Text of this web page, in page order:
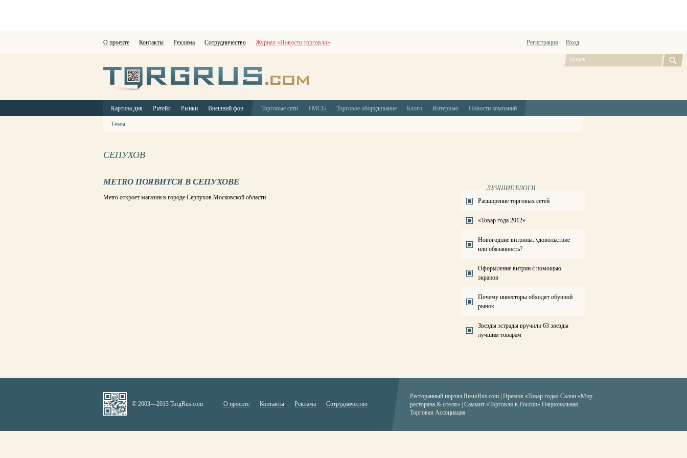
О проекте Контакты Реклама Сотрудничество Журнал «Новости торговли» Регистрация Вход
Картина дня Ритейл Рынки Внешний фон Торговые сети FMCG Торговое оборудование Блоги Интервью Новости компаний
Темы:
СЕПУХОВ
METRO ПОЯВИТСЯ В СЕПУХОВЕ
Metro откроет магазин в городе Серпухов Московской области
ЛУЧШИЕ БЛОГИ
Расширение торговых сетей
«Товар года 2012»
Новогодние витрины: удовольствие
или обязанность?
Оформление витрин с помощью
экранов
Почему инвесторы обходят обувной
рынок
Звезды эстрады вручили 63 звезды
лучшим товарам
© 2003—2013 TorgRus.com О проекте Контакты Реклама Сотрудничество
Ресторанный портал RestoRus.com Премия «Товар года» Салон «Мир
ресторана & отеля» | Саммит «Торговля в России» Национальная
Торговая Ассоциация